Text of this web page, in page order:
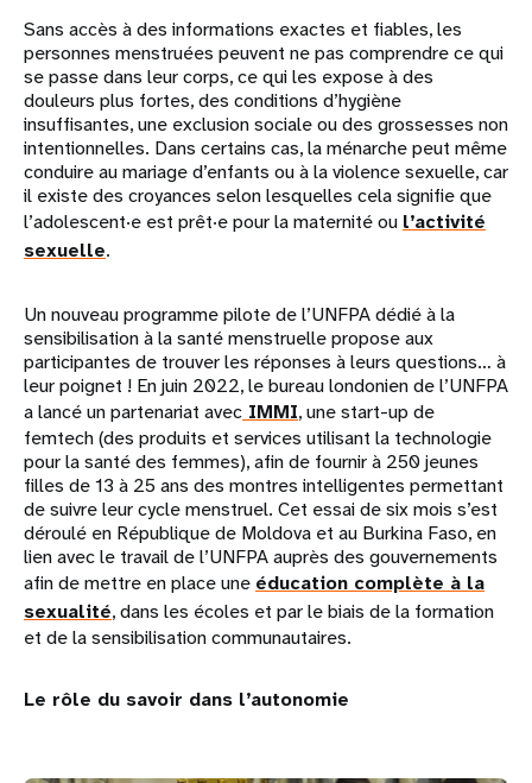
Sans accès à des informations exactes et fiables, les
personnes menstruées peuvent ne pas comprendre ce qui
se passe dans leur corps, ce qui les expose à des
douleurs plus fortes, des conditions d’hygiène
insuffisantes, une exclusion sociale ou des grossesses non
intentionnelles. Dans certains cas, la ménarche peut même
conduire au mariage d’enfants ou à la violence sexuelle, car
il existe des croyances selon lesquelles cela signifie que
l’adolescent·e est prêt·e pour la maternité ou l’activité
sexuelle.
Un nouveau programme pilote de l’UNFPA dédié à la
sensibilisation à la santé menstruelle propose aux
participantes de trouver les réponses à leurs questions… à
leur poignet ! En juin 2022, le bureau londonien de l’UNFPA
a lancé un partenariat avec IMMI, une start-up de
femtech (des produits et services utilisant la technologie
pour la santé des femmes), afin de fournir à 250 jeunes
filles de 13 à 25 ans des montres intelligentes permettant
de suivre leur cycle menstruel. Cet essai de six mois s’est
déroulé en République de Moldova et au Burkina Faso, en
lien avec le travail de l’UNFPA auprès des gouvernements
afin de mettre en place une éducation complète à la
sexualité, dans les écoles et par le biais de la formation
et de la sensibilisation communautaires.
Le rôle du savoir dans l’autonomie